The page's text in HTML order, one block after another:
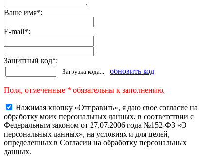
Ваше имя*:
E-mail*:
Защитный код*:
Загрузка кода... обновить код
Поля, отмеченные * обязательны к заполнению.
Нажимая кнопку «Отправить», я даю свое согласие на
обработку моих персональных данных, в соответствии с
Федеральным законом от 27.07.2006 года №152-ФЗ «О
персональных данных», на условиях и для целей,
определенных в Согласии на обработку персональных
данных.